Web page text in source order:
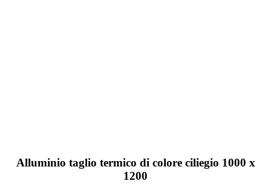
Alluminio taglio termico di colore ciliegio 1000 x
1200